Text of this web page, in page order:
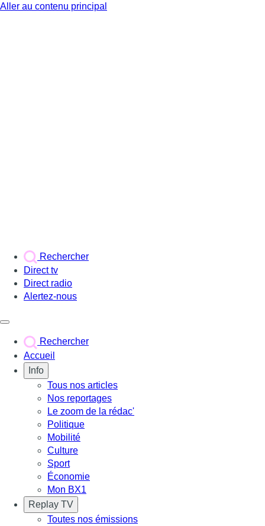
Aller au contenu principal
Rechercher
Direct tv
Direct radio
Alertez-nous
Rechercher
Accueil
Info
Tous nos articles
Nos reportages
Le zoom de la rédac'
Politique
Mobilité
Culture
Sport
Économie
Mon BX1
Replay TV
Toutes nos émissions